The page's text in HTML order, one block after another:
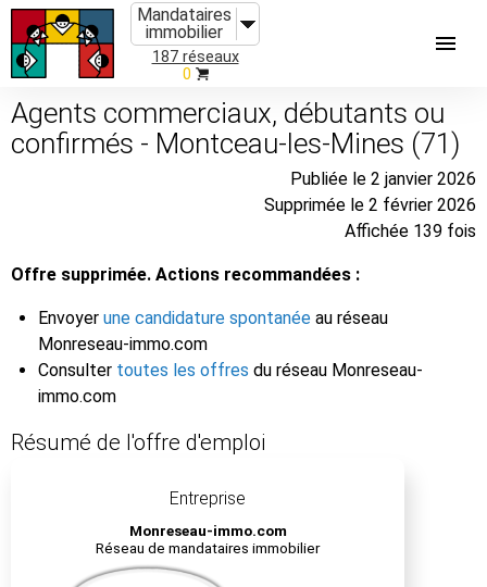
Mandataires
immobilier
187 réseaux
0
Agents commerciaux, débutants ou
confirmés - Montceau-les-Mines (71)
Publiée le 2 janvier 2026
Supprimée le 2 février 2026
Affichée 139 fois
Offre supprimée. Actions recommandées :
Envoyer une candidature spontanée au réseau
Monreseau-immo.com
Consulter toutes les offres du réseau Monreseau-
immo.com
Résumé de l'offre d'emploi
Entreprise
Monreseau-immo.com
Réseau de mandataires immobilier